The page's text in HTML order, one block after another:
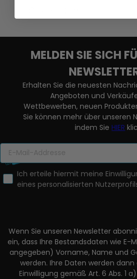
MELDEN SIE SICH
Erhalten Sie die neuesten
Angeboten und
Wettbewerben, neuen
Sie können mehr über unseren
indem SieHIER
Ich erteile hiermit meine
eines personalisierten
Wenn Sie unseren Newsletter
ein, dass Ihre Bestandsdaten wie E-
angegeben) Vorname, Name und
werden. Ihre Daten werden
Einwilligung gemäß Art. 6 Abs. 1